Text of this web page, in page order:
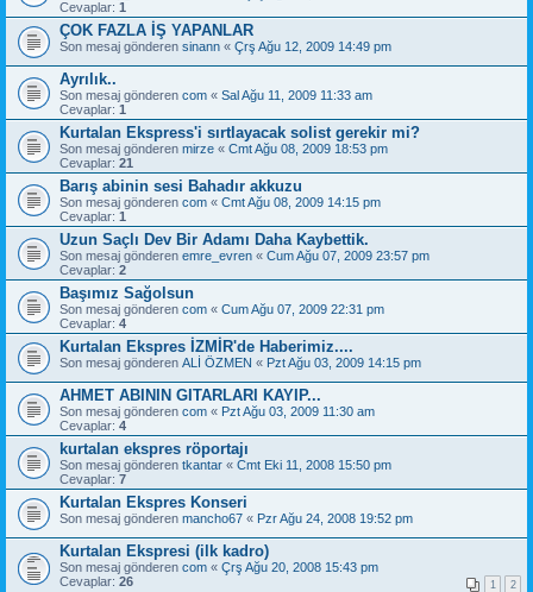
Cevaplar: 1
ÇOK FAZLA İŞ YAPANLAR
Son mesaj gönderen sinann « Çrş Ağu 12, 2009 14:49 pm
Ayrılık..
Son mesaj gönderen com « Sal Ağu 11, 2009 11:33 am
Cevaplar: 1
Kurtalan Ekspress'i sırtlayacak solist gerekir mi?
Son mesaj gönderen mirze « Cmt Ağu 08, 2009 18:53 pm
Cevaplar: 21
Barış abinin sesi Bahadır akkuzu
Son mesaj gönderen com « Cmt Ağu 08, 2009 14:15 pm
Cevaplar: 1
Uzun Saçlı Dev Bir Adamı Daha Kaybettik.
Son mesaj gönderen emre_evren « Cum Ağu 07, 2009 23:57 pm
Cevaplar: 2
Başımız Sağolsun
Son mesaj gönderen com « Cum Ağu 07, 2009 22:31 pm
Cevaplar: 4
Kurtalan Ekspres İZMİR'de Haberimiz....
Son mesaj gönderen ALİ ÖZMEN « Pzt Ağu 03, 2009 14:15 pm
AHMET ABININ GITARLARI KAYIP...
Son mesaj gönderen com « Pzt Ağu 03, 2009 11:30 am
Cevaplar: 4
kurtalan ekspres röportajı
Son mesaj gönderen tkantar « Cmt Eki 11, 2008 15:50 pm
Cevaplar: 7
Kurtalan Ekspres Konseri
Son mesaj gönderen mancho67 « Pzr Ağu 24, 2008 19:52 pm
Kurtalan Ekspresi (ilk kadro)
Son mesaj gönderen com « Çrş Ağu 20, 2008 15:43 pm
Cevaplar: 26 1 2